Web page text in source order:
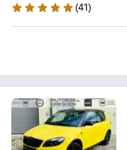
5 Sterne
(41)